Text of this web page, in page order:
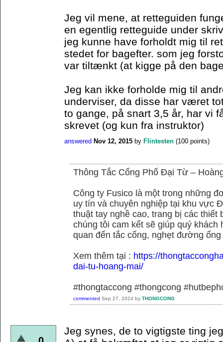
Jeg vil mene, at retteguiden
en egentlig retteguide under
jeg kunne have forholdt mig til
stedet for bagefter. som jeg
var tiltænkt (at kigge på den
Jeg kan ikke forholde mig til
underviser, da disse har været
to gange, på snart 3,5 år, har vi
skrevet (og kun fra instruktor)
answered Nov 12, 2015 by Flintesten (100 points)
Thông Tắc Cống Phố Đại Từ –
Công ty Fusico là một trong những
uy tín và chuyên nghiệp tại khu vực
thuật tay nghề cao, trang bị các thiết
chúng tôi cam kết sẽ giúp quý
quan đến tắc cống, nghẹt đường
Xem thêm tại : https://
dai-tu-hoang-mai/
#thongtaccong #thongcong
commented Sep 27, 2024 by THONGCONG
Jeg synes, de to vigtigste ting